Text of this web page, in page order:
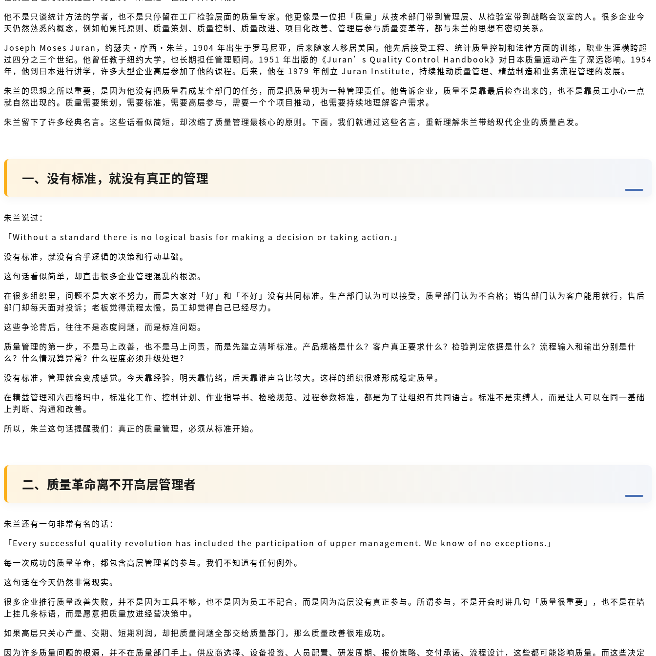
他不是只谈统计方法的学者，也不是只停留在工厂检验层面的质量专家。他更像是一位把「质量」从技术部门带到管理层、从检验室带到战略会议室的人。很多企业今
天仍然熟悉的概念，例如帕累托原则、质量策划、质量控制、质量改进、项目化改善、管理层参与质量变革等，都与朱兰的思想有密切关系。
Joseph Moses Juran，约瑟夫・摩西・朱兰，1904 年出生于罗马尼亚，后来随家人移居美国。他先后接受工程、统计质量控制和法律方面的训练，职业生涯横跨超
过四分之三个世纪。他曾任教于纽约大学，也长期担任管理顾问。1951 年出版的《Juran’s Quality Control Handbook》对日本质量运动产生了深远影响。1954
年，他到日本进行讲学，许多大型企业高层参加了他的课程。后来，他在 1979 年创立 Juran Institute，持续推动质量管理、精益制造和业务流程管理的发展。
朱兰的思想之所以重要，是因为他没有把质量看成某个部门的任务，而是把质量视为一种管理责任。他告诉企业，质量不是靠最后检查出来的，也不是靠员工小心一点
就自然出现的。质量需要策划，需要标准，需要高层参与，需要一个个项目推动，也需要持续地理解客户需求。
朱兰留下了许多经典名言。这些话看似简短，却浓缩了质量管理最核心的原则。下面，我们就通过这些名言，重新理解朱兰带给现代企业的质量启发。
一、没有标准，就没有真正的管理
朱兰说过：
「Without a standard there is no logical basis for making a decision or taking action.」
没有标准，就没有合乎逻辑的决策和行动基础。
这句话看似简单，却直击很多企业管理混乱的根源。
在很多组织里，问题不是大家不努力，而是大家对「好」和「不好」没有共同标准。生产部门认为可以接受，质量部门认为不合格；销售部门认为客户能用就行，售后
部门却每天面对投诉；老板觉得流程太慢，员工却觉得自己已经尽力。
这些争论背后，往往不是态度问题，而是标准问题。
质量管理的第一步，不是马上改善，也不是马上问责，而是先建立清晰标准。产品规格是什么？客户真正要求什么？检验判定依据是什么？流程输入和输出分别是什
么？什么情况算异常？什么程度必须升级处理？
没有标准，管理就会变成感觉。今天靠经验，明天靠情绪，后天靠谁声音比较大。这样的组织很难形成稳定质量。
在精益管理和六西格玛中，标准化工作、控制计划、作业指导书、检验规范、过程参数标准，都是为了让组织有共同语言。标准不是束缚人，而是让人可以在同一基础
上判断、沟通和改善。
所以，朱兰这句话提醒我们：真正的质量管理，必须从标准开始。
二、质量革命离不开高层管理者
朱兰还有一句非常有名的话：
「Every successful quality revolution has included the participation of upper management. We know of no exceptions.」
每一次成功的质量革命，都包含高层管理者的参与。我们不知道有任何例外。
这句话在今天仍然非常现实。
很多企业推行质量改善失败，并不是因为工具不够，也不是因为员工不配合，而是因为高层没有真正参与。所谓参与，不是开会时讲几句「质量很重要」，也不是在墙
上挂几条标语，而是愿意把质量放进经营决策中。
如果高层只关心产量、交期、短期利润，却把质量问题全部交给质量部门，那么质量改善很难成功。
因为许多质量问题的根源，并不在质量部门手上。供应商选择、设备投资、人员配置、研发周期、报价策略、交付承诺、流程设计，这些都可能影响质量。而这些决定